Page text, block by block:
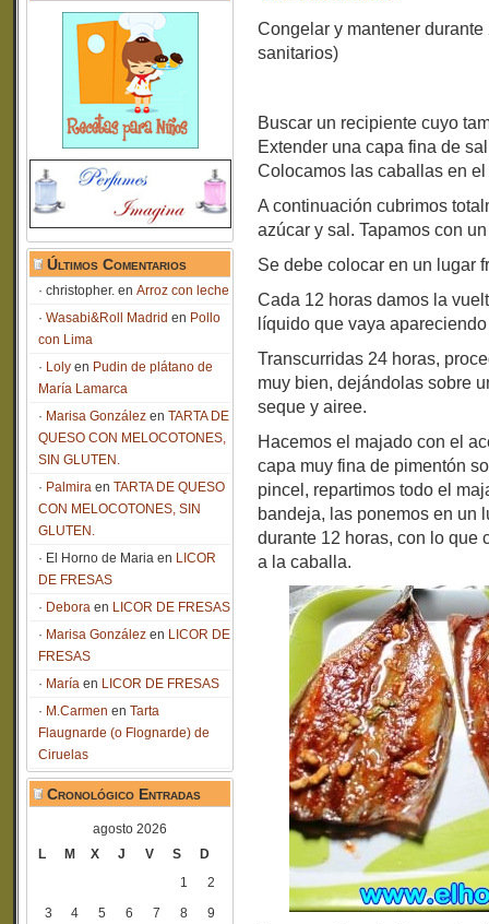
Últimos Comentarios
christopher. en Arroz con leche
Wasabi&Roll Madrid en Pollo
con Lima
Loly en Pudin de plátano de
María Lamarca
Marisa González en TARTA DE
QUESO CON MELOCOTONES,
SIN GLUTEN.
Palmira en TARTA DE QUESO
CON MELOCOTONES, SIN
GLUTEN.
El Horno de Maria en LICOR
DE FRESAS
Debora en LICOR DE FRESAS
Marisa González en LICOR DE
FRESAS
María en LICOR DE FRESAS
M.Carmen en Tarta
Flaugnarde (o Flognarde) de
Ciruelas
Cronológico Entradas
agosto 2026
L
M X J V S
D
1
2
3
4 5 6 7 8
9
Congelar y mantener
sanitarios)
Buscar un recipiente cuyo
Extender una capa fina de
Colocamos las caballas en
A continuación cubrimos
azúcar y sal. Tapamos con
Se debe colocar en un lugar
Cada 12 horas damos la
líquido que vaya
Transcurridas 24 horas,
muy bien, dejándolas sobre
seque y airee.
Hacemos el majado con el
capa muy fina de pimentón
pincel, repartimos todo el
bandeja, las ponemos en un
durante 12 horas, con lo que
a la caballa.